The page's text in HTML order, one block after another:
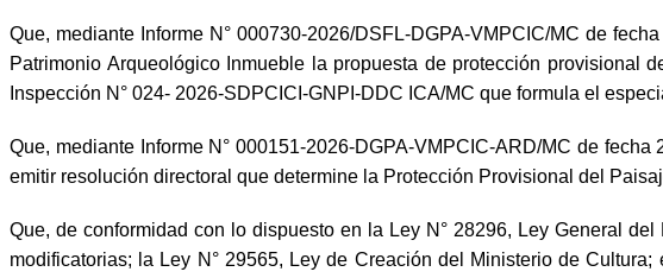
Que, mediante Informe N° 000730-2026/DSFL-DGPA-VMPCIC/MC de
Patrimonio Arqueológico Inmueble la propuesta de protección provisional
Inspección N° 024- 2026-SDPCICI-GNPI-DDC ICA/MC que formula el
Que, mediante Informe N° 000151-2026-DGPA-VMPCIC-ARD/MC de
emitir resolución directoral que determine la Protección Provisional del
Que, de conformidad con lo dispuesto en la Ley N° 28296, Ley General
modificatorias; la Ley N° 29565, Ley de Creación del Ministerio de